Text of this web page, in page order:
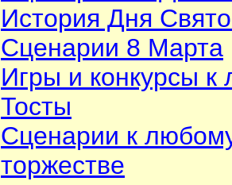
История Дня
Сценарии 8 Марта
Игры и конкурсы к
Тосты
Сценарии к
торжестве